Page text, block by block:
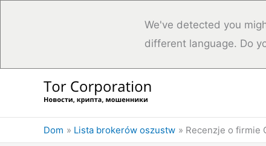
We've detected you
different language. Do
Dom Lista brokerów oszustw Recenzje o firmie